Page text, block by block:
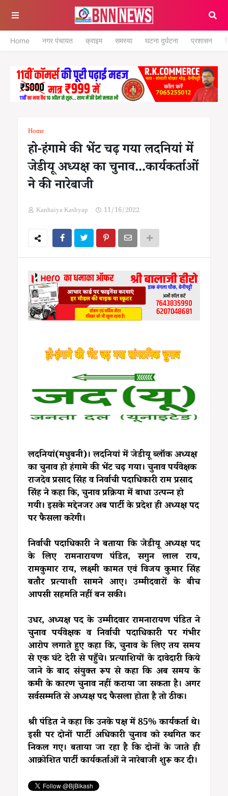
Home नगर पंचायत क्राइम समस्या घटना दुर्घटना प्रशासन
Home
हो-हंगामे की भेंट चढ़ गया लदनियां में
जेडीयू अध्यक्ष का चुनाव...कार्यकर्ताओं
ने की नारेबाजी
Kanhaiya Kashyap 11/16/2022
लदनियां(मधुबनी)। लदनियां में जेडीयू ब्लॉक अध्यक्ष
का चुनाव हो हंगामे की भेंट चढ़ गया। चुनाव पर्यवेक्षक
राजदेव प्रसाद सिंह व निर्वाची पदाधिकारी राम प्रसाद
सिंह ने कहा कि, चुनाव प्रक्रिया में बाधा उत्पन्न हो
गयी। इसके मद्देनजर अब पार्टी के प्रदेश ही अध्यक्ष पद
पर फैसला करेगी।
निर्वाची पदाधिकारी ने बताया कि जेडीयू अध्यक्ष पद
के लिए रामनारायण पंडित, सगुन लाल राय,
रामकुमार राय, लक्ष्मी कामत एवं विजय कुमार सिंह
बतौर प्रत्याशी सामने आए। उम्मीदवारों के बीच
आपसी सहमति नहीं बन सकी।
उधर, अध्यक्ष पद के उम्मीदवार रामनारायण पंडित ने
चुनाव पर्यवेक्षक व निर्वाची पदाधिकारी पर गंभीर
आरोप लगाते हुए कहा कि, चुनाव के लिए तय समय
से एक घंटे देरी से पहुँचे। प्रत्याशियों के दावेदारी किये
जाने के बाद संयुक्त रूप से कहा कि अब समय के
कमी के कारण चुनाव नहीं कराया जा सकता है। अगर
सर्वसम्मति से अध्यक्ष पद फैसला होता है तो ठीक।
श्री पंडित ने कहा कि उनके पक्ष में 85% कार्यकर्ता थे।
इसी पर दोनों पार्टी अधिकारी चुनाव को स्थगित कर
निकल गए। बताया जा रहा है कि दोनों के जाते ही
आक्रोशित पार्टी कार्यकर्ताओं ने नारेबाजी शुरू कर दी।